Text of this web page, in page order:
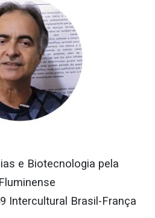
e Biotecnologia pela
Intercultural Brasil-França